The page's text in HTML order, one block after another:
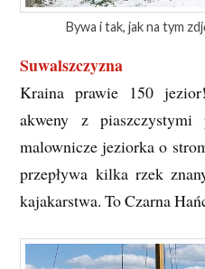
Bywa i tak, jak na tym
Suwalszczyzna
Kraina prawie 150
akweny z
malownicze jeziorka o
przepływa kilka rzek
kajakarstwa. To Czarna